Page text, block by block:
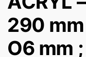
290
O6 mm